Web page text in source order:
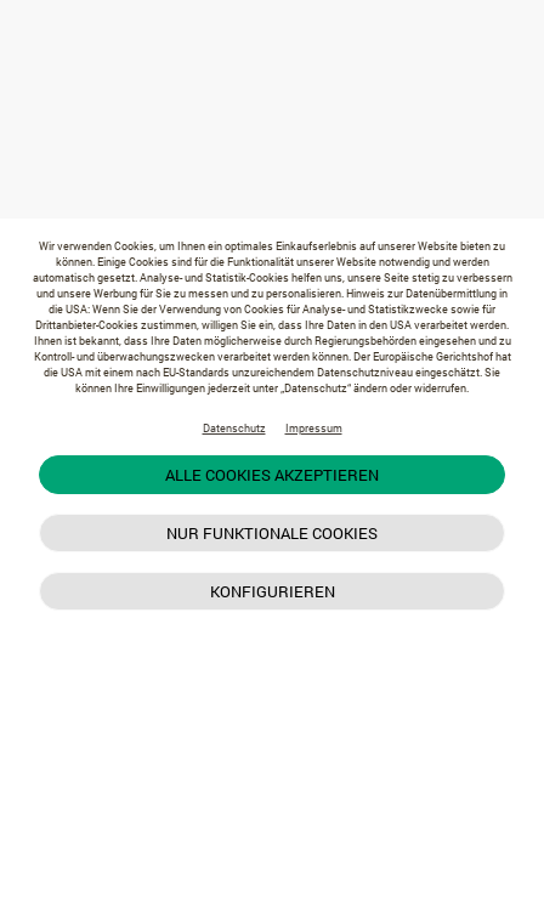
Wir verwenden Cookies, um Ihnen ein optimales Einkaufserlebnis auf unserer Website bieten zu
können. Einige Cookies sind für die Funktionalität unserer Website notwendig und werden
automatisch gesetzt. Analyse- und Statistik-Cookies helfen uns, unsere Seite stetig zu verbessern
und unsere Werbung für Sie zu messen und zu personalisieren. Hinweis zur Datenübermittlung in
die USA: Wenn Sie der Verwendung von Cookies für Analyse- und Statistikzwecke sowie für
Drittanbieter-Cookies zustimmen, willigen Sie ein, dass Ihre Daten in den USA verarbeitet werden.
Ihnen ist bekannt, dass Ihre Daten möglicherweise durch Regierungsbehörden eingesehen und zu
Kontroll- und überwachungszwecken verarbeitet werden können. Der Europäische Gerichtshof hat
die USA mit einem nach EU-Standards unzureichendem Datenschutzniveau eingeschätzt. Sie
können Ihre Einwilligungen jederzeit unter „Datenschutz“ ändern oder widerrufen.
Datenschutz Impressum
ALLE COOKIES AKZEPTIEREN
NUR FUNKTIONALE COOKIES
KONFIGURIEREN